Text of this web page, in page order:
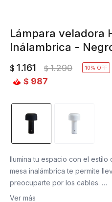
Lámpara veladora
Inálambrica -
$ 1.161 $ 1.290 10
$ 987
Ilumina tu espacio con el estilo
mesa inalámbrica te permite
preocuparte por los cables.
Su diseño moderno y funcional
Ver más